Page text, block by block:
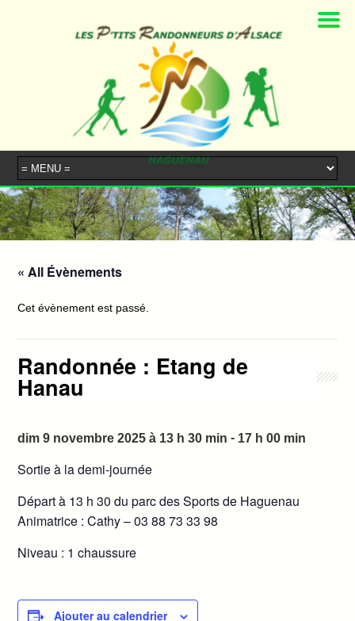
« All Évènements
Cet évènement est passé.
Randonnée : Etang de
Hanau
dim 9 novembre 2025 à 13 h 30 min - 17 h 00 min
Sortie à la demi-journée
Départ à 13 h 30 du parc des Sports de Haguenau
Animatrice : Cathy – 03 88 73 33 98
Niveau : 1 chaussure
Ajouter au calendrier